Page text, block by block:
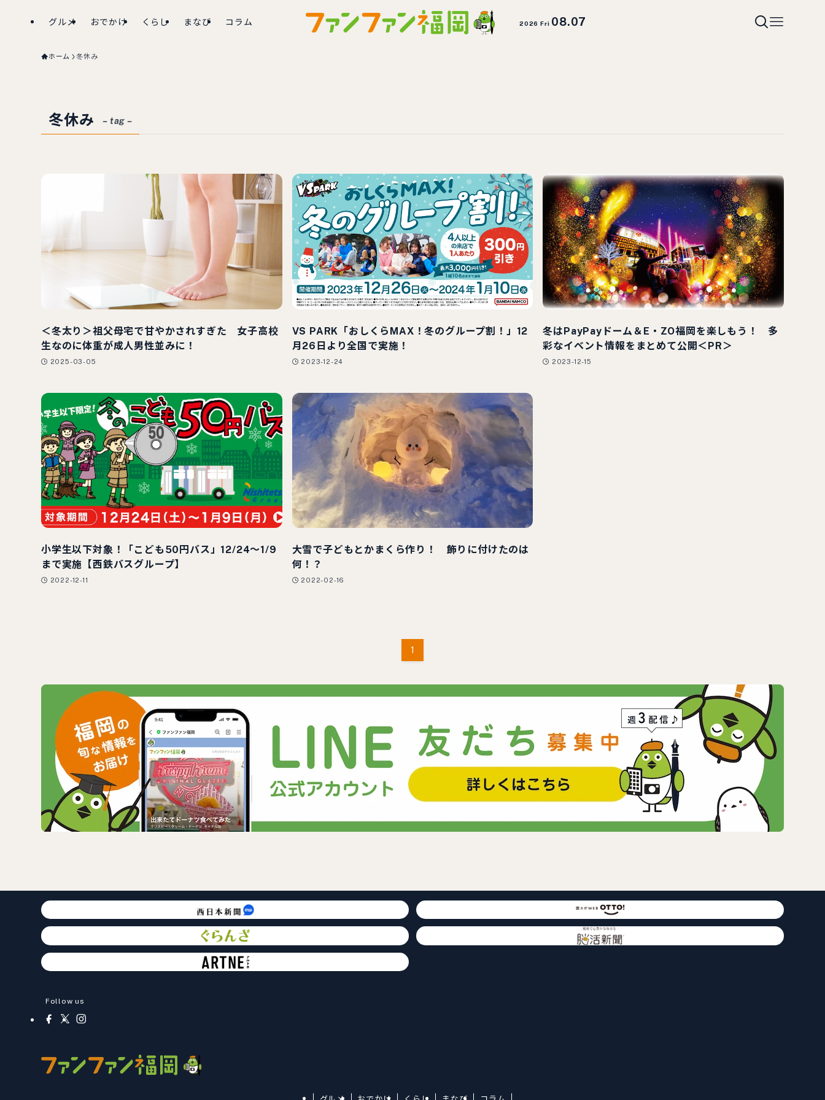
グルメ おでかけ くらし まなび コラム 2026 Fri 08.07
ホーム 冬休み
冬休み – tag –
＜冬太り＞祖父母宅で甘やかされすぎた 女子高校
生なのに体重が成人男性並みに！
2025-03-05
VS PARK「おしくらMAX！冬のグループ割！」12
月26日より全国で実施！
2023-12-24
冬はPayPayドーム＆E・ZO福岡を楽しもう！ 多
彩なイベント情報をまとめて公開＜PR＞
2023-12-15
小学生以下対象！「こども50円バス」12/24〜1/9
まで実施【西鉄バスグループ】
2022-12-11
大雪で子どもとかまくら作り！ 飾りに付けたのは
何！？
2022-02-16
1
Follow us